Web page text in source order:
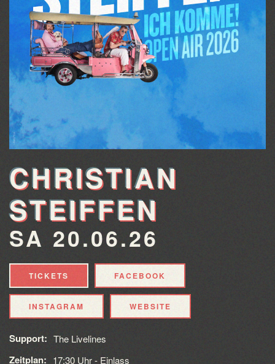
CHRISTIAN
STEIFFEN
SA 20.06.26
TICKETS FACEBOOK
INSTAGRAM WEBSITE
Support: The Livelines
Zeitplan: 17:30 Uhr - Einlass